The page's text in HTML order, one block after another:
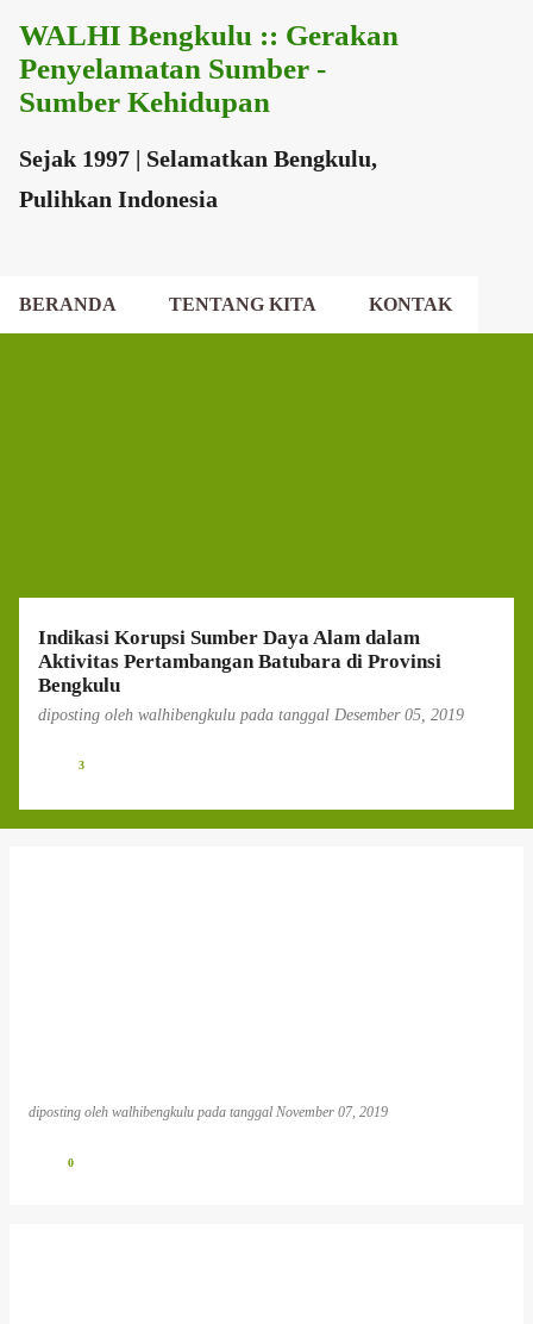
Langsung ke konten utama
WALHI Bengkulu :: Gerakan
Penyelamatan Sumber -
Sumber Kehidupan
Sejak 1997 | Selamatkan Bengkulu,
Pulihkan Indonesia
BERANDA TENTANG KITA KONTAK
Indikasi Korupsi Sumber Daya Alam dalam
Aktivitas Pertambangan Batubara di Provinsi
Bengkulu
diposting oleh walhibengkulu pada tanggal Desember 05, 2019
3
diposting oleh walhibengkulu pada tanggal November 07, 2019
0